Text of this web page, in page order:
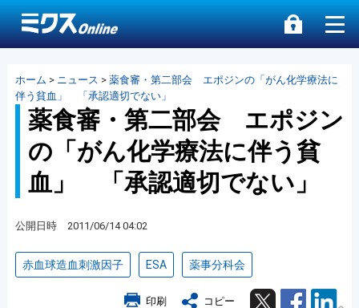
ホーム > ニュース > 薬食審・第二部会 エポジンの「がん化学療法に
伴う貧血」 「承認適切でない」
薬食審・第二部会 エポジン
の「がん化学療法に伴う貧
血」 「承認適切でない」
公開日時 2011/06/14 04:02
赤血球造血刺激因子 ESA 薬事分科会
印刷 コピー Twitter Facebook